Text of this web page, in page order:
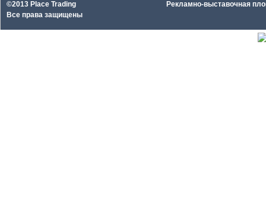
©2013 Place Trading
Все права защищены
Рекламно-выставочная